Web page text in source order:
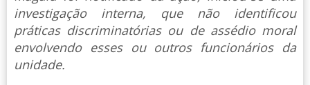
investigação interna, que não identificou
práticas discriminatórias ou de assédio moral
envolvendo esses ou outros funcionários da
unidade.